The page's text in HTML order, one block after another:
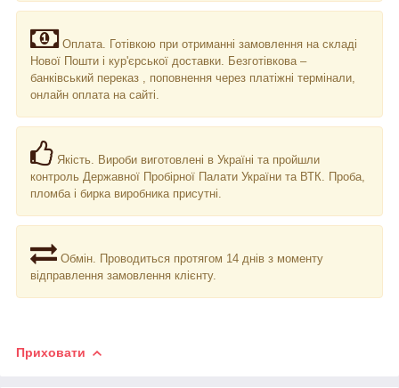
Оплата. Готівкою при отриманні замовлення на складі
Нової Пошти і кур'єрської доставки. Безготівкова –
банківський переказ , поповнення через платіжні термінали,
онлайн оплата на сайті.
Якість. Вироби виготовлені в Україні та пройшли
контроль Державної Пробірної Палати України та ВТК. Проба,
пломба і бирка виробника присутні.
Обмін. Проводиться протягом 14 днів з моменту
відправлення замовлення клієнту.
Приховати